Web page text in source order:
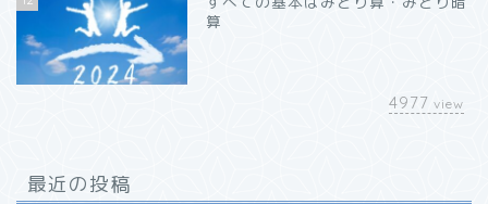
算
4977 view
最近の投稿